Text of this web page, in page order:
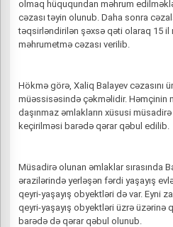
olmaq hüququndan məhrum
cəzası təyin olunub. Daha sonra
təqsirləndirilən şəxsə qəti olaraq 15 il
məhrumetmə cəzası verilib.
Hökmə görə, Xaliq Balayev cəzasını
müəssisəsində çəkməlidir. Həmçinin
daşınmaz əmlakların xüsusi
keçirilməsi barədə qərar qəbul edilib.
Müsadirə olunan əmlaklar sırasında
ərazilərində yerləşən fərdi yaşayış
qeyri-yaşayış obyektləri də var. Eyni
qeyri-yaşayış obyektləri üzrə
barədə də qərar qəbul olunub.